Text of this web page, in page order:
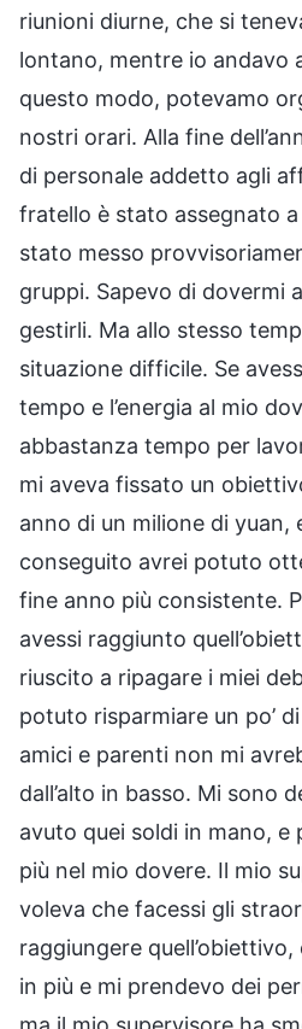
riunioni diurne, che si
lontano, mentre io andavo
questo modo, potevamo
nostri orari. Alla fine
di personale addetto agli
fratello è stato assegnato
stato messo
gruppi. Sapevo di dovermi
gestirli. Ma allo stesso
situazione difficile. Se
tempo e l’energia al mio
abbastanza tempo per
mi aveva fissato un
anno di un milione di yuan,
conseguito avrei potuto
fine anno più consistente.
avessi raggiunto
riuscito a ripagare i miei
potuto risparmiare un po’
amici e parenti non mi
dall’alto in basso. Mi sono
avuto quei soldi in mano, e
più nel mio dovere. Il mio
voleva che facessi gli
raggiungere quell’obiettivo,
in più e mi prendevo dei